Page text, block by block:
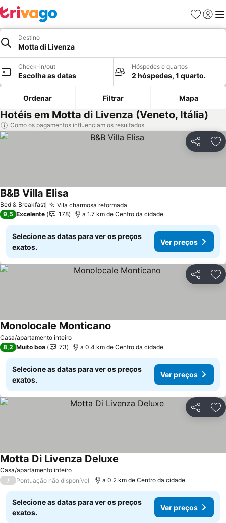
Favoritos
Iniciar
Destino
Motta di Livenza
Check-in/out
Escolha as datas
Hóspedes e quartos
2 hóspedes, 1 quarto.
Ordenar Filtrar Mapa
Hotéis em Motta di Livenza (Veneto, Itália)
Como os pagamentos influenciam os resultados
Partilhar
Bed & Breakfast Vila charmosa reformada
B&B Villa Elisa
9,5 Excelente 178 a 1.7 km de Centro da cidade
Selecione as datas para ver os preços
exatos.
Ver preços
Partilhar
Casa/apartamento inteiro
Monolocale Monticano
8,2 Muito boa 73 a 0.4 km de Centro da cidade
Selecione as datas para ver os preços
exatos.
Ver preços
Partilhar
Casa/apartamento inteiro
Motta Di Livenza Deluxe
/ Pontuação não disponível a 0.2 km de Centro da cidade
Selecione as datas para ver os preços
exatos.
Ver preços